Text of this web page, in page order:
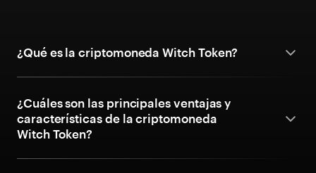
¿Qué es la criptomoneda Witch Token?
¿Cuáles son las principales ventajas y
características de la criptomoneda
Witch Token?